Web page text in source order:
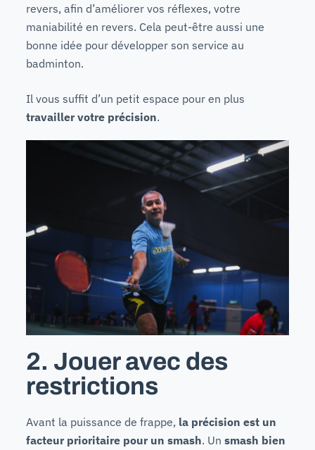
revers, afin d’améliorer vos réflexes, votre
maniabilité en revers. Cela peut-être aussi une
bonne idée pour développer son service au
badminton.
Il vous suffit d’un petit espace pour en plus
travailler votre précision.
2. Jouer avec des
restrictions
Avant la puissance de frappe, la précision est un
facteur prioritaire pour un smash. Un smash bien